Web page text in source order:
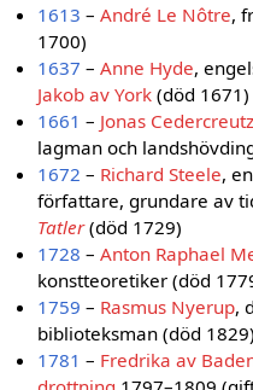
1613 –André Le Nôtre,
1700)
1637 –Anne Hyde,
Jakob av York (död 1671)
1661 – Jonas
lagman och
1672 – Richard Steele,
författare, grundare av
Tatler(död 1729)
1728 –Anton Raphael
konstteoretiker (död
1759 – Rasmus Nyerup,
biblioteksman (död 1829)
1781 – Fredrika av